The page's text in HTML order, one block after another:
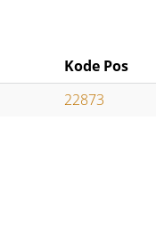
Kode Pos
22873